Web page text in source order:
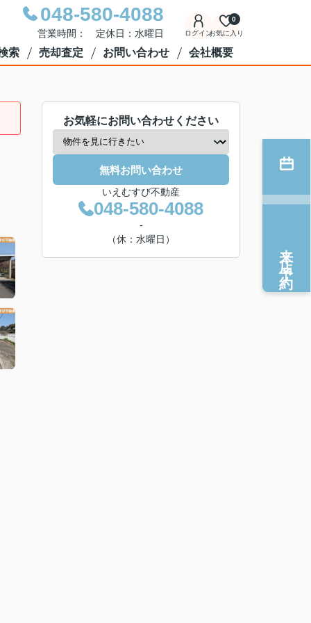
048-580-4088
営業時間： 定休日：水曜日 ログインお気に入り
0
索 売却査定 お問い合わせ 会社概要
お気軽にお問い合わせください
無料お問い合わせ
いえむすび不動産
048-580-4088
-
（休：水曜日）
来店予約